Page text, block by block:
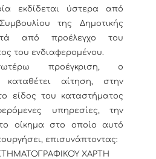
εκδίδεται ύστερα από
της Δημοτικής
από προέλεγχο του
του ενδιαφερομένου.
προέγκριση, ο
καταθέτει αίτηση, στην
είδος του καταστήματος
υπηρεσίες, την
οίκημα στο οποίο αυτό
επισυνάπτοντας:
ΧΑΡΤΗ